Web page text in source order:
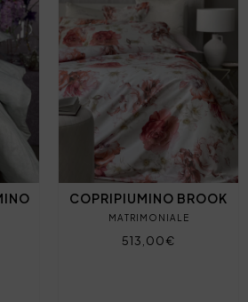
COPRIPIUMINO BROOK
MATRIMONIALE
513,00€